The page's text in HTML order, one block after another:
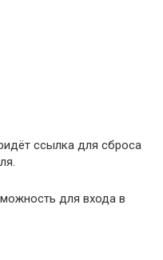
ссылка для сброса
для входа в